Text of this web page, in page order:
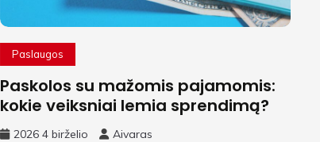
Paslaugos
Paskolos su mažomis pajamomis:
kokie veiksniai lemia sprendimą?
2026 4 birželio Aivaras